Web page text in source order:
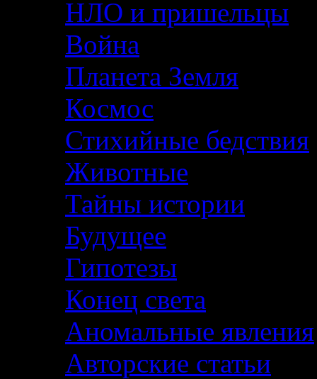
НЛО и пришельцы
Война
Планета Земля
Космос
Стихийные бедствия
Животные
Тайны истории
Будущее
Гипотезы
Конец света
Аномальные явления
Авторские статьи